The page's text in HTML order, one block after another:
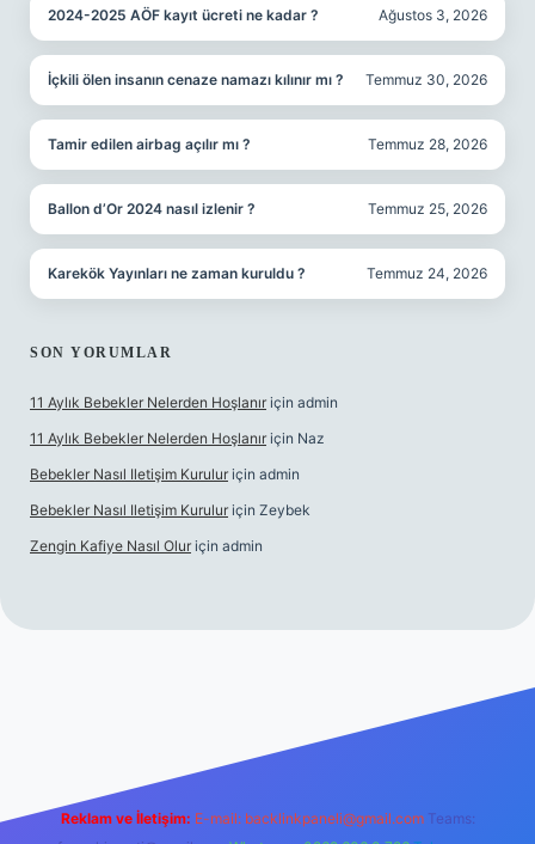
2024-2025 AÖF kayıt ücreti ne kadar ? Ağustos 3, 2026
İçkili ölen insanın cenaze namazı kılınır mı ? Temmuz 30, 2026
Tamir edilen airbag açılır mı ? Temmuz 28, 2026
Ballon d’Or 2024 nasıl izlenir ? Temmuz 25, 2026
Karekök Yayınları ne zaman kuruldu ? Temmuz 24, 2026
SON YORUMLAR
11 Aylık Bebekler Nelerden Hoşlanır için admin
11 Aylık Bebekler Nelerden Hoşlanır için Naz
Bebekler Nasıl Iletişim Kurulur için admin
Bebekler Nasıl Iletişim Kurulur için Zeybek
Zengin Kafiye Nasıl Olur için admin
Reklam ve İletişim: E-mail: backlinkpaneli@gmail.com Teams: